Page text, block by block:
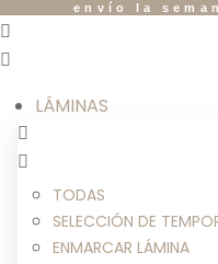
envío la
LÁMINAS
TODAS
SELECCIÓN DE
ENMARCAR LÁMINA